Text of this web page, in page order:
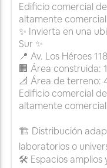
Edificio comercial
altamente comercial
✨ Invierta en una
Sur ✨
📍 Av. Los Héroes
🏢 Área construida:
📐 Área de terreno:
Edificio comercial
altamente
🏗️ Distribución
laboratorios o
🛠️ Espacios amplios